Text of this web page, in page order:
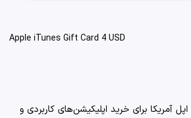
Apple iTunes Gift Card 4 USD
4 دلاری اپل آمریکا برای خرید اپلیکیشن‌های کاربردی و